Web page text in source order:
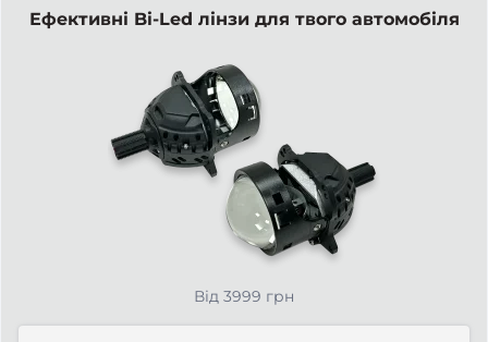
Ефективні Bi-Led лінзи для твого автомобіля
Від 3999 грн